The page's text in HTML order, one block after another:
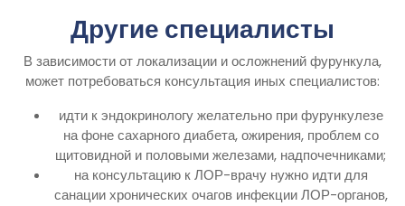
Другие специалисты
В зависимости от локализации и осложнений фурункула,
может потребоваться консультация иных специалистов:
идти к эндокринологу желательно при фурункулезе
на фоне сахарного диабета, ожирения, проблем со
щитовидной и половыми железами, надпочечниками;
на консультацию к ЛОР-врачу нужно идти для
санации хронических очагов инфекции ЛОР-органов,